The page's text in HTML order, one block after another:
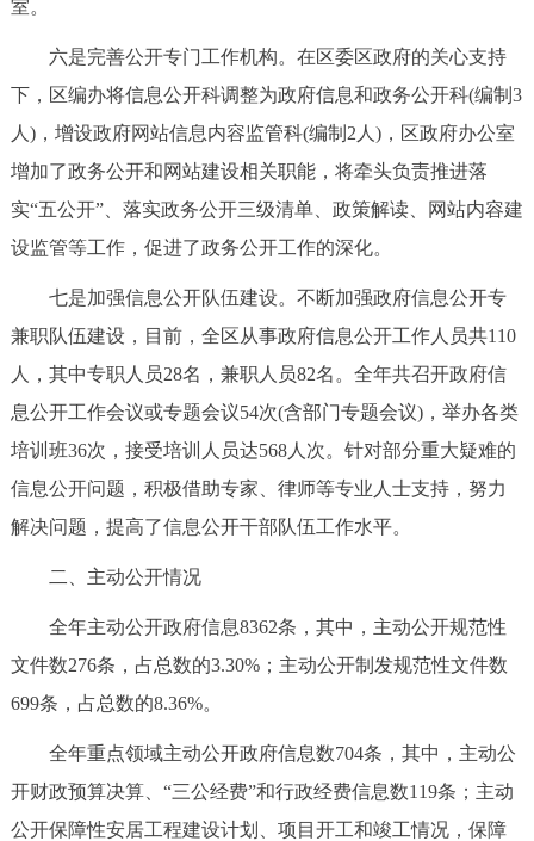
室。
六是完善公开专门工作机构。在区委区政府的关心支持
下，区编办将信息公开科调整为政府信息和政务公开科(编制3
人)，增设政府网站信息内容监管科(编制2人)，区政府办公室
增加了政务公开和网站建设相关职能，将牵头负责推进落
实“五公开”、落实政务公开三级清单、政策解读、网站内容建
设监管等工作，促进了政务公开工作的深化。
七是加强信息公开队伍建设。不断加强政府信息公开专
兼职队伍建设，目前，全区从事政府信息公开工作人员共110
人，其中专职人员28名，兼职人员82名。全年共召开政府信
息公开工作会议或专题会议54次(含部门专题会议)，举办各类
培训班36次，接受培训人员达568人次。针对部分重大疑难的
信息公开问题，积极借助专家、律师等专业人士支持，努力
解决问题，提高了信息公开干部队伍工作水平。
二、主动公开情况
全年主动公开政府信息8362条，其中，主动公开规范性
文件数276条，占总数的3.30%；主动公开制发规范性文件数
699条，占总数的8.36%。
全年重点领域主动公开政府信息数704条，其中，主动公
开财政预算决算、“三公经费”和行政经费信息数119条；主动
公开保障性安居工程建设计划、项目开工和竣工情况，保障